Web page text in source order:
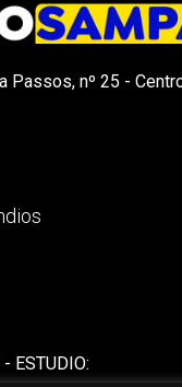
Passos, nº 25 -
ESTUDIO: